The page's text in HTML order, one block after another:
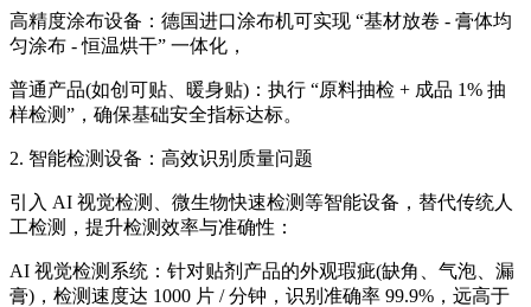
高精度涂布设备：德国进口涂布机可实现 “基材放卷 - 膏体均
匀涂布 - 恒温烘干” 一体化，
普通产品(如创可贴、暖身贴)：执行 “原料抽检 + 成品 1% 抽
样检测”，确保基础安全指标达标。
2. 智能检测设备：高效识别质量问题
引入 AI 视觉检测、微生物快速检测等智能设备，替代传统人
工检测，提升检测效率与准确性：
AI 视觉检测系统：针对贴剂产品的外观瑕疵(缺角、气泡、漏
膏)，检测速度达 1000 片 / 分钟，识别准确率 99.9%，远高于